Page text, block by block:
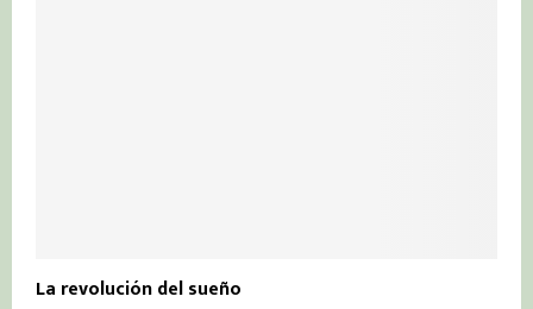
La revolución del sueño